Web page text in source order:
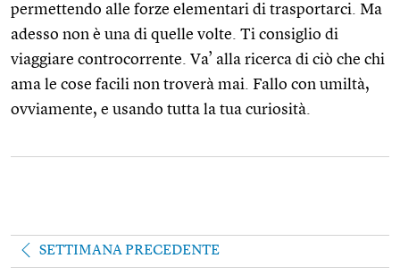
permettendo alle forze elementari di trasportarci. Ma
adesso non è una di quelle volte. Ti consiglio di
viaggiare controcorrente. Va’ alla ricerca di ciò che chi
ama le cose facili non troverà mai. Fallo con umiltà,
ovviamente, e usando tutta la tua curiosità.
SETTIMANA PRECEDENTE